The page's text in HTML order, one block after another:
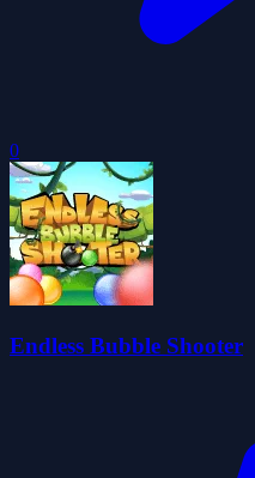
0
Endless Bubble Shooter